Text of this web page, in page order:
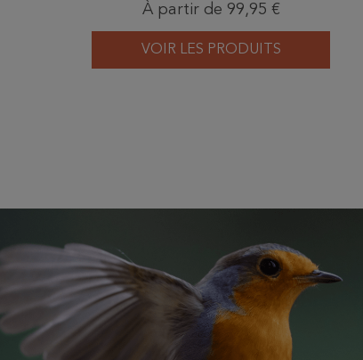
À partir de 99,95 €
VOIR LES PRODUITS